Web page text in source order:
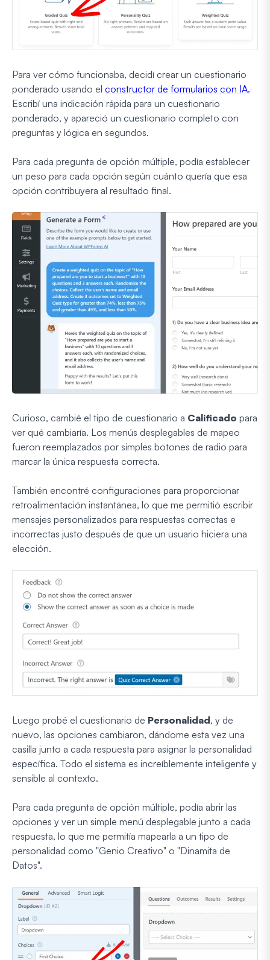
Para ver cómo funcionaba, decidí crear un cuestionario
ponderado usando el constructor de formularios con IA.
Escribí una indicación rápida para un cuestionario
ponderado, y apareció un cuestionario completo con
preguntas y lógica en segundos.
Para cada pregunta de opción múltiple, podía establecer
un peso para cada opción según cuánto quería que esa
opción contribuyera al resultado final.
Curioso, cambié el tipo de cuestionario a Calificado para
ver qué cambiaría. Los menús desplegables de mapeo
fueron reemplazados por simples botones de radio para
marcar la única respuesta correcta.
También encontré configuraciones para proporcionar
retroalimentación instantánea, lo que me permitió escribir
mensajes personalizados para respuestas correctas e
incorrectas justo después de que un usuario hiciera una
elección.
Luego probé el cuestionario de Personalidad, y de
nuevo, las opciones cambiaron, dándome esta vez una
casilla junto a cada respuesta para asignar la personalidad
específica. Todo el sistema es increíblemente inteligente y
sensible al contexto.
Para cada pregunta de opción múltiple, podía abrir las
opciones y ver un simple menú desplegable junto a cada
respuesta, lo que me permitía mapearla a un tipo de
personalidad como "Genio Creativo" o "Dinamita de
Datos".